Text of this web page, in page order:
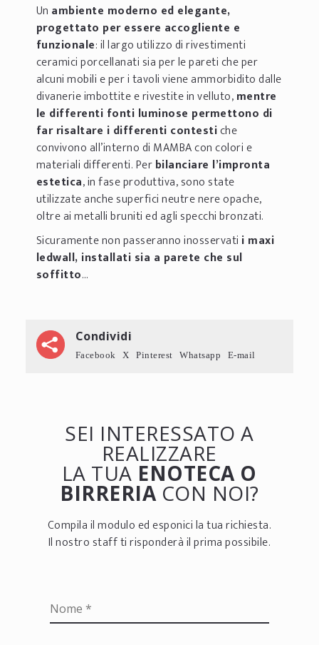
Un ambiente moderno ed elegante,
progettato per essere accogliente e
funzionale: il largo utilizzo di rivestimenti
ceramici porcellanati sia per le pareti che per
alcuni mobili e per i tavoli viene ammorbidito dalle
divanerie imbottite e rivestite in velluto,mentre
le differenti fonti luminose permettono di
far risaltare i differenti contestiche
convivono all’interno di MAMBA con colori e
materiali differenti. Perbilanciare l’impronta
estetica, in fase produttiva, sono state
utilizzate anche superfici neutre nere opache,
oltre ai metalli bruniti ed agli specchi bronzati.
Sicuramente non passeranno inosservati i maxi
ledwall, installati sia a parete che sul
soffitto…
Condividi
Facebook X Pinterest Whatsapp E-mail
SEI INTERESSATO A
REALIZZARE
LA TUA ENOTECA O
BIRRERIACON NOI?
Compila il modulo ed esponici la tua richiesta.
Il nostro staff ti risponderà il prima possibile.